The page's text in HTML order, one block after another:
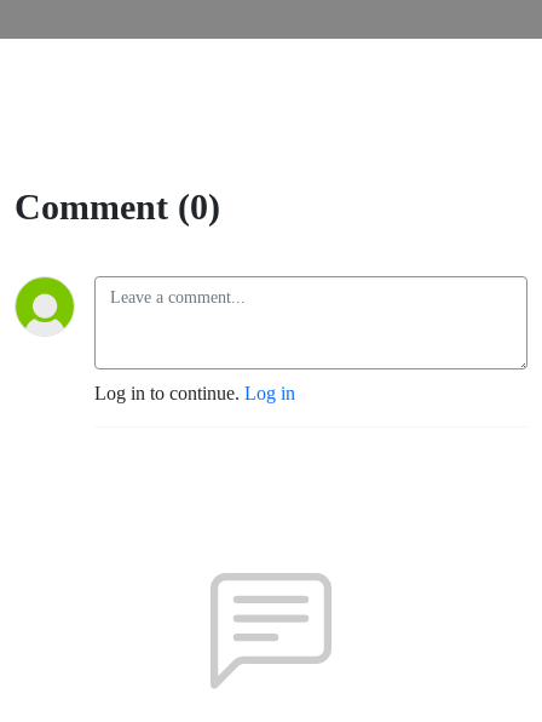
fra Johannes
Comment (0)
Log in to continue. Log in